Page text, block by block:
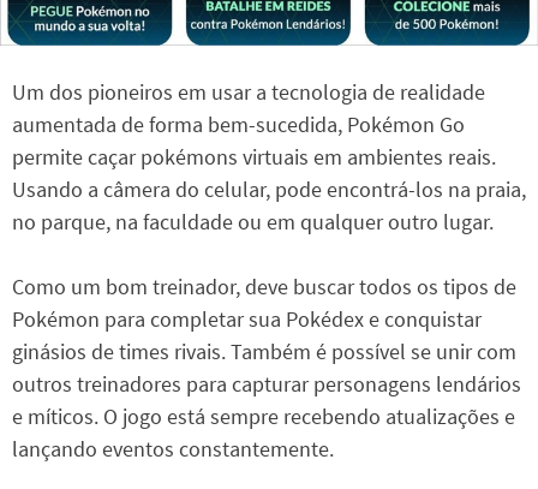
Um dos pioneiros em usar a tecnologia de realidade
aumentada de forma bem-sucedida, Pokémon Go
permite caçar pokémons virtuais em ambientes reais.
Usando a câmera do celular, pode encontrá-los na praia,
no parque, na faculdade ou em qualquer outro lugar.
Como um bom treinador, deve buscar todos os tipos de
Pokémon para completar sua Pokédex e conquistar
ginásios de times rivais. Também é possível se unir com
outros treinadores para capturar personagens lendários
e míticos. O jogo está sempre recebendo atualizações e
lançando eventos constantemente.